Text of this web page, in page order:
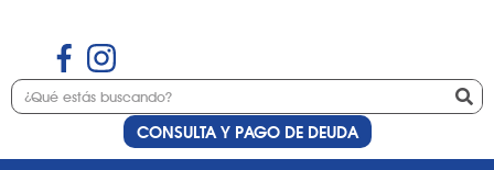
CONSULTA Y PAGO DE DEUDA